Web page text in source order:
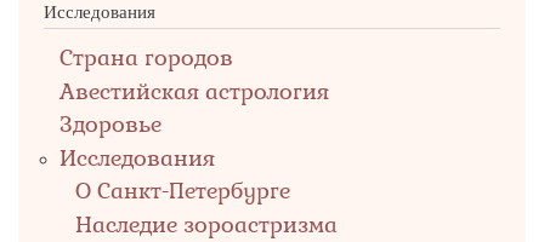
Исследования
Страна городов
Авестийская астрология
Здоровье
Исследования
О Санкт-Петербурге
Наследие зороастризма